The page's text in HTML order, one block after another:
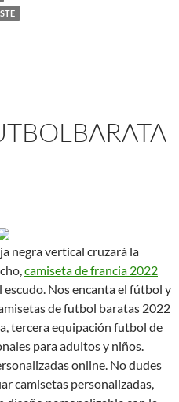
negra vertical cruzará la
camiseta de francia 2022
Nos encanta el fútbol y
de futbol baratas 2022
tercera equipación futbol de
para adultos y niños.
online. No dudes
camisetas personalizadas,